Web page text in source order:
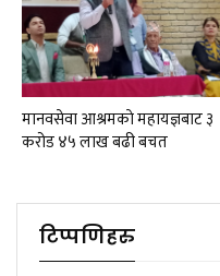
मानवसेवा आश्रमकाे‌ महायज्ञबाट ३
करोड ४५ लाख बढी बचत
टिप्पणिहरु